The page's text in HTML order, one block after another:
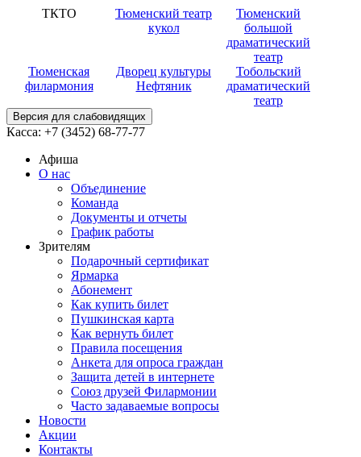
ТКТО
Тюменский театр
кукол
Тюменский
большой
драматический
театр
Тюменская
филармония
Дворец культуры
Нефтяник
Тобольский
драматический
театр
Версия для слабовидящих
Касса: +7 (3452) 68-77-77
Афиша
О нас
Объединение
Команда
Документы и отчеты
График работы
Зрителям
Подарочный сертификат
Ярмарка
Абонемент
Как купить билет
Пушкинская карта
Как вернуть билет
Правила посещения
Анкета для опроса граждан
Защита детей в интернете
Союз друзей Филармонии
Часто задаваемые вопросы
Новости
Акции
Контакты